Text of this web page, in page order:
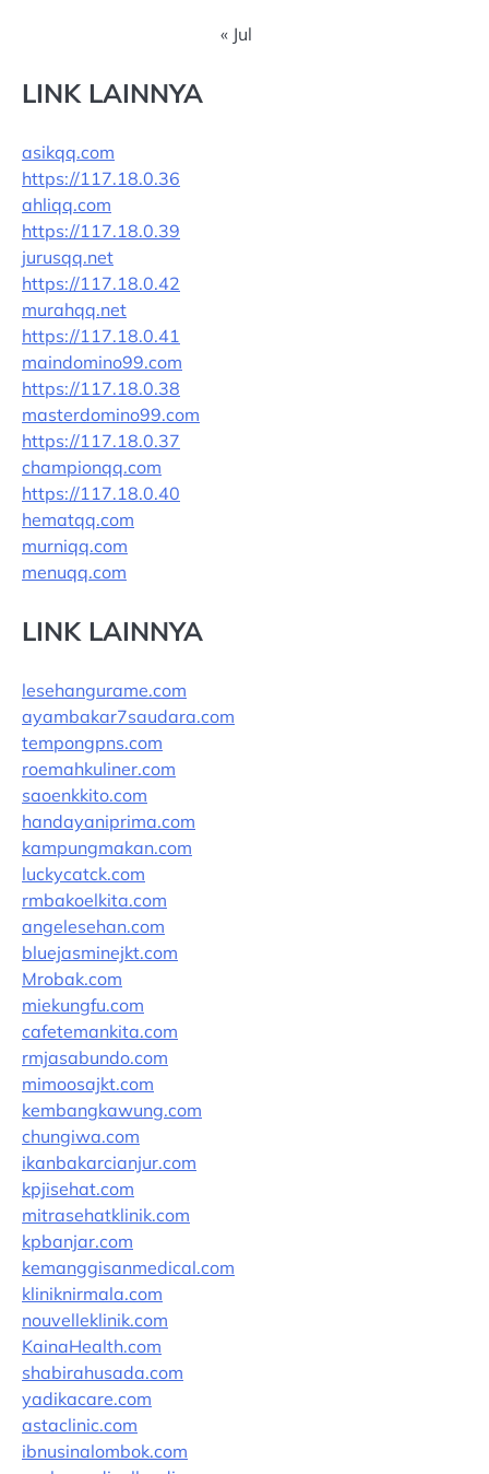
« Jul
LINK LAINNYA
asikqq.com
https://117.18.0.36
ahliqq.com
https://117.18.0.39
jurusqq.net
https://117.18.0.42
murahqq.net
https://117.18.0.41
maindomino99.com
https://117.18.0.38
masterdomino99.com
https://117.18.0.37
championqq.com
https://117.18.0.40
hematqq.com
murniqq.com
menuqq.com
LINK LAINNYA
lesehangurame.com
ayambakar7saudara.com
tempongpns.com
roemahkuliner.com
saoenkkito.com
handayaniprima.com
kampungmakan.com
luckycatck.com
rmbakoelkita.com
angelesehan.com
bluejasminejkt.com
Mrobak.com
miekungfu.com
cafetemankita.com
rmjasabundo.com
mimoosajkt.com
kembangkawung.com
chungiwa.com
ikanbakarcianjur.com
kpjisehat.com
mitrasehatklinik.com
kpbanjar.com
kemanggisanmedical.com
kliniknirmala.com
nouvelleklinik.com
KainaHealth.com
shabirahusada.com
yadikacare.com
astaclinic.com
ibnusinalombok.com